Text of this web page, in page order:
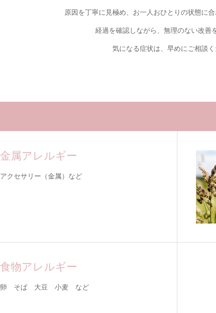
原因を丁寧に見極め、お一人おひとりの状態に合
経過を確認しながら、無理のない改善
気になる症状は、早めにご相談く
金属アレルギー
アクセサリー（金属）など
食物アレルギー
卵 そば 大豆 小麦 など